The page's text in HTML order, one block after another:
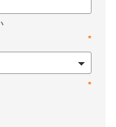
*
*